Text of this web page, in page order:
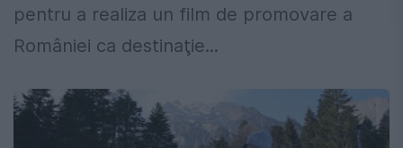
pentru a realiza un film de promovare a
României ca destinaţie...